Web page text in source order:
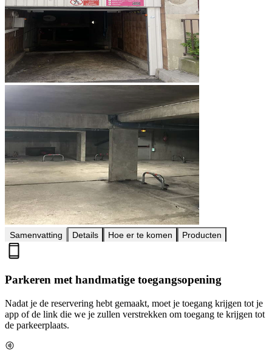
Samenvatting Details Hoe er te komen Producten
Parkeren met handmatige toegangsopening
Nadat je de reservering hebt gemaakt, moet je toegang krijgen tot je
app of de link die we je zullen verstrekken om toegang te krijgen tot
de parkeerplaats.